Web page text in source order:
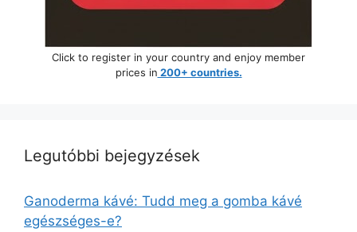
Click to register in your country and enjoy member
prices in 200+ countries.
Legutóbbi bejegyzések
Ganoderma kávé: Tudd meg a gomba kávé
egészséges-e?